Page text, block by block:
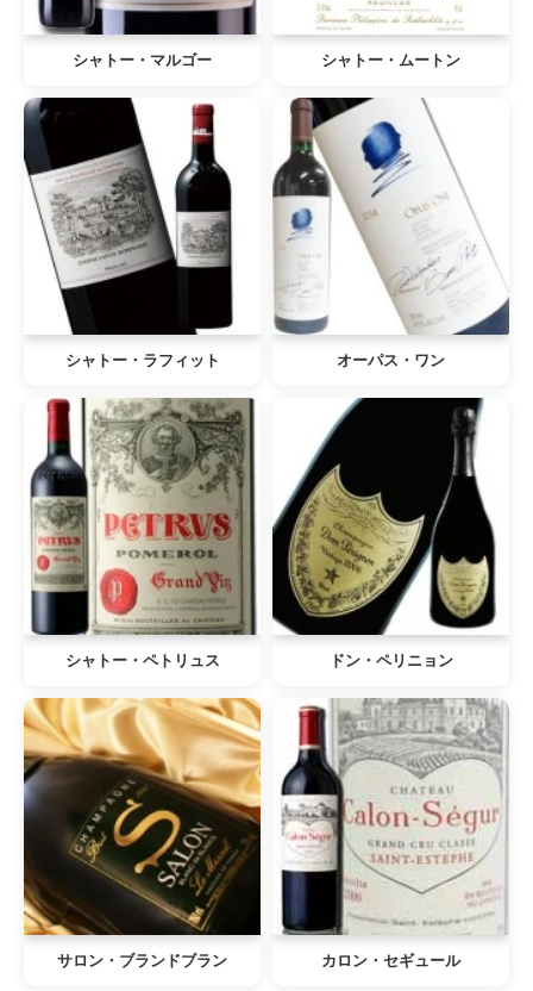
シャトー・マルゴー シャトー・ムートン
シャトー・ラフィット オーパス・ワン
シャトー・ペトリュス ドン・ペリニョン
サロン・ブランドブラン カロン・セギュール